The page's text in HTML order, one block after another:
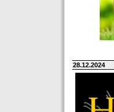
28.12.2024